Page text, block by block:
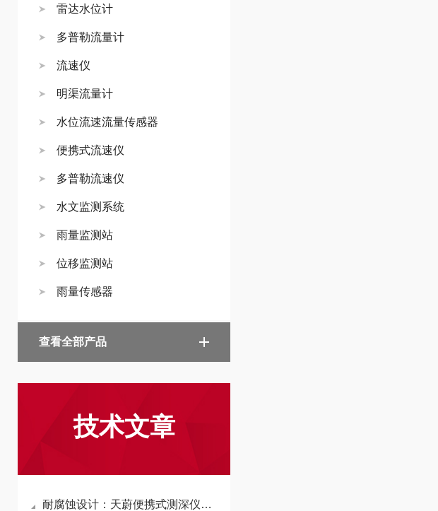
雷达水位计
多普勒流量计
流速仪
明渠流量计
水位流速流量传感器
便携式流速仪
多普勒流速仪
水文监测系统
雨量监测站
位移监测站
雨量传感器
查看全部产品
技术文章
耐腐蚀设计：天蔚便携式测深仪采用ABS工程塑料与不锈钢材质，无惧海水侵蚀